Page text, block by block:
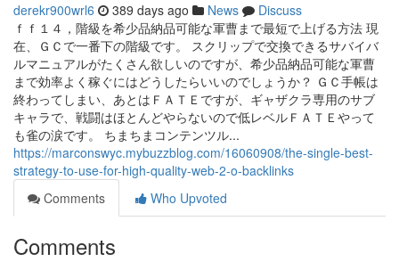
derekr900wrl6 389 days ago News
Discuss
ｆｆ１４，階級を希少品納品可能な軍曹まで最短で上げる方法 現
在、ＧＣで一番下の階級です。 スクリップで交換できるサバイバ
ルマニュアルがたくさん欲しいのですが、希少品納品可能な軍曹
まで効率よく稼ぐにはどうしたらいいのでしょうか？ ＧＣ手帳は
終わってしまい、あとはＦＡＴＥですが、ギャザクラ専用のサブ
キャラで、戦闘はほとんどやらないので低レベルＦＡＴＥやって
も雀の涙です。 ちまちまコンテンツル...
https://marconswyc.mybuzzblog.com/16060908/the-single-best-
strategy-to-use-for-high-quality-web-2-o-backlinks
Comments
Who Upvoted
Comments